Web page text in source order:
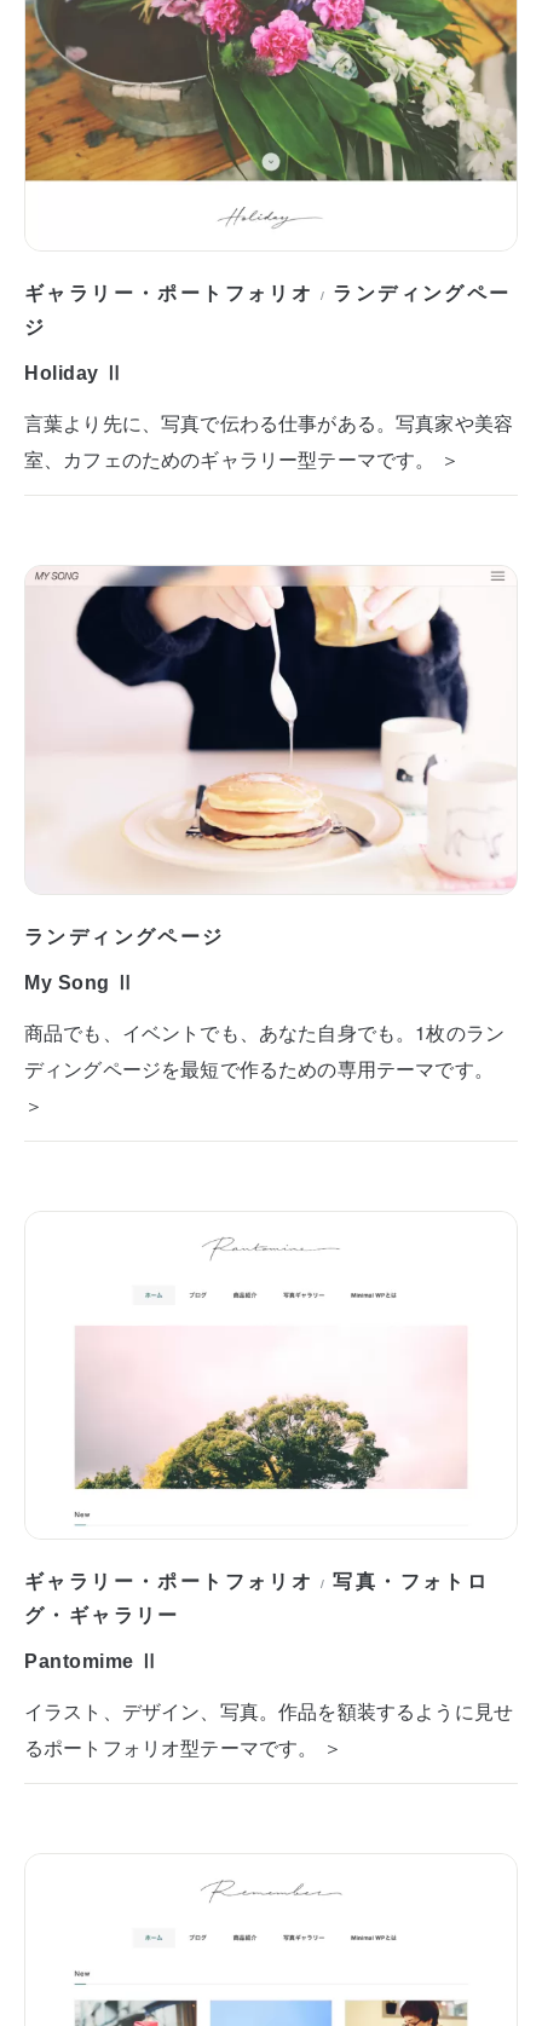
ギャラリー・ポートフォリオ / ランディングペー
ジ
Holiday Ⅱ
言葉より先に、写真で伝わる仕事がある。写真家や美容
室、カフェのためのギャラリー型テーマです。 ＞
ランディングページ
My Song Ⅱ
商品でも、イベントでも、あなた自身でも。1枚のラン
ディングページを最短で作るための専用テーマです。
＞
ギャラリー・ポートフォリオ /写真・フォトロ
グ・ギャラリー
Pantomime Ⅱ
イラスト、デザイン、写真。作品を額装するように見せ
るポートフォリオ型テーマです。 ＞